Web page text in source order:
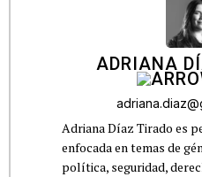
ADRIANA
Adriana Díaz Tirado es
enfocada en temas de
política, seguridad,